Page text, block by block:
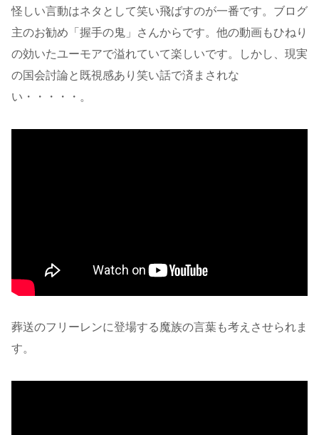
怪しい言動はネタとして笑い飛ばすのが一番です。ブログ
主のお勧め「握手の鬼」さんからです。他の動画もひねり
の効いたユーモアで溢れていて楽しいです。しかし、現実
の国会討論と既視感あり笑い話で済まされな
い・・・・・。
葬送のフリーレンに登場する魔族の言葉も考えさせられま
す。